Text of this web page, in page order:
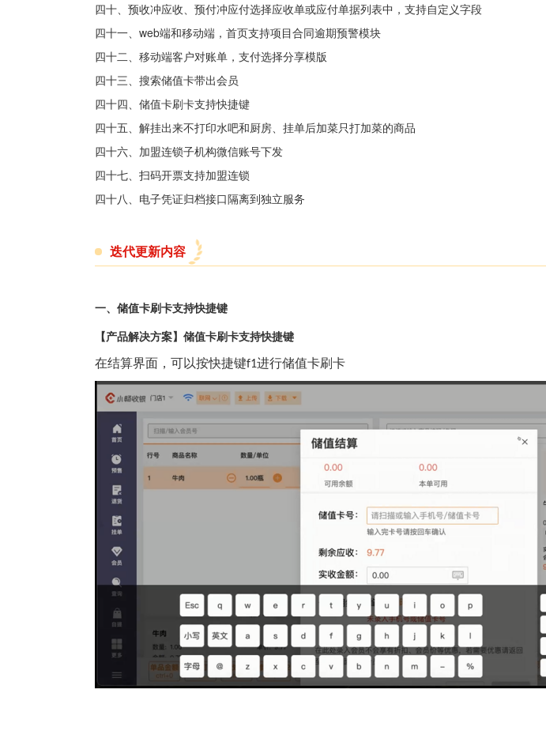
四十、预收冲应收、预付冲应付选择应收单或应付单据列表中，支持自定义字段
四十一、web端和移动端，首页支持项目合同逾期预警模块
四十二、移动端客户对账单，支付选择分享模版
四十三、搜索储值卡带出会员
四十四、储值卡刷卡支持快捷键
四十五、解挂出来不打印水吧和厨房、挂单后加菜只打加菜的商品
四十六、加盟连锁子机构微信账号下发
四十七、扫码开票支持加盟连锁
四十八、电子凭证归档接口隔离到独立服务
迭代更新内容
一、 储值卡刷卡支持快捷键
【产品解决方案】 储值卡刷卡支持快捷键
在结算界面，可以按快捷键f1进行储值卡刷卡